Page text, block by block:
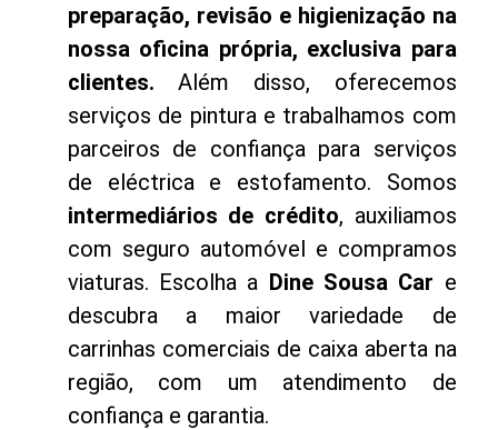
preparação, revisão e higienização na
nossa oficina própria, exclusiva para
clientes. Além disso, oferecemos
serviços de pintura e trabalhamos com
parceiros de confiança para serviços
de eléctrica e estofamento. Somos
intermediários de crédito, auxiliamos
com seguro automóvel e compramos
viaturas. Escolha a Dine Sousa Car e
descubra a maior variedade de
carrinhas comerciais de caixa aberta na
região, com um atendimento de
confiança e garantia.